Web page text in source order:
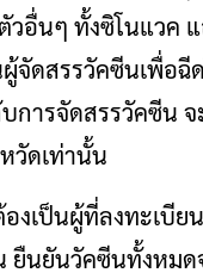
อื่นๆ ทั้งซิโนแวค
จัดสรรวัคซีนเพื่อฉี
บการจัดสรรวัคซี
วัดเท่านั้น
งเป็นผู้ที่ลงทะเบีย
นยันวัคซีนทั้งหมด